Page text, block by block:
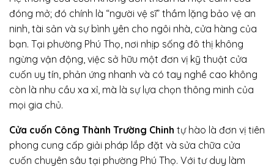
đóng mở; đó chính là “người vệ sĩ” thầm lặng bảo vệ an
ninh, tài sản và sự bình yên cho ngôi nhà, cửa hàng của
bạn. Tại phường Phú Thọ, nơi nhịp sống đô thị không
ngừng vận động, việc sở hữu một đơn vị kỹ thuật cửa
cuốn uy tín, phản ứng nhanh và có tay nghề cao không
còn là nhu cầu xa xỉ, mà là sự lựa chọn thông minh của
mọi gia chủ.
Cửa cuốn Công Thành Trường Chinh tự hào là đơn vị tiên
phong cung cấp giải pháp lắp đặt và sửa chữa cửa
cuốn chuyên sâu tại phường Phú Thọ. Với tư duy làm